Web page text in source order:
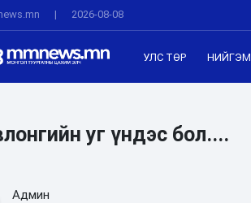
| 2026-08-08
УЛС ТӨР НИЙГЭМ
уг үндэс бол....
Админ